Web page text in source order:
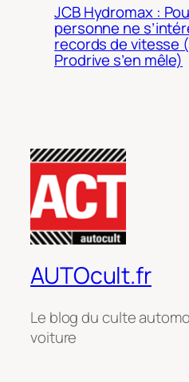
JCB Hydromax :
personne ne
records de vitesse
Prodrive s’en mêle)
AUTOcult.fr
Le blog du culte
voiture